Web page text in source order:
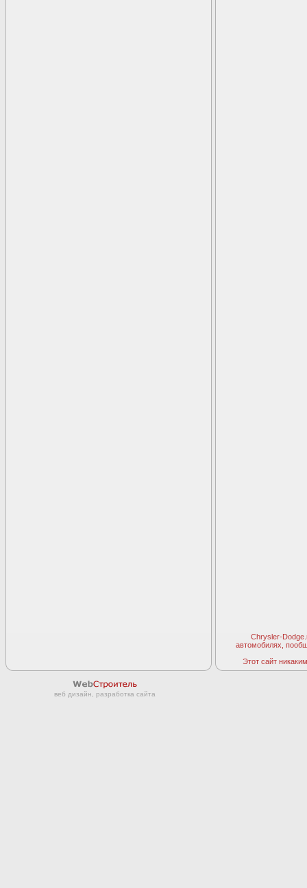
Chrysler-
автомобилях,
Этот сайт
веб дизайн, разработка сайта